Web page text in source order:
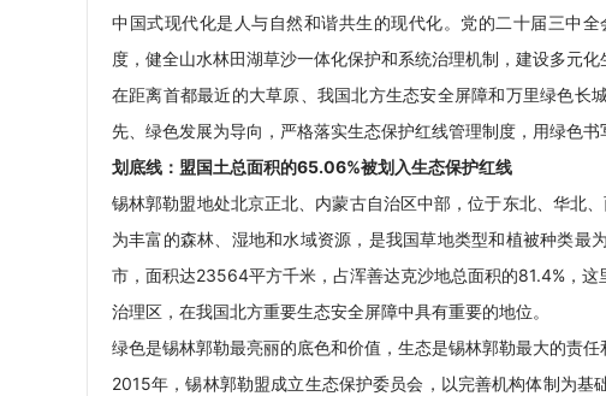
中国式现代化是人与自然和谐共生的现代化。党的二十届三中
度，健全山水林田湖草沙一体化保护和系统治理机制，建设多元化
在距离首都最近的大草原、我国北方生态安全屏障和万里绿色长
先、绿色发展为导向，严格落实生态保护红线管理制度，用绿色书
划底线：盟国土总面积的65.06%被划入生态保护红线
锡林郭勒盟地处北京正北、内蒙古自治区中部，位于东北、华北
为丰富的森林、湿地和水域资源，是我国草地类型和植被种类最
市，面积达23564平方千米，占浑善达克沙地总面积的81.4%，
治理区，在我国北方重要生态安全屏障中具有重要的地位。
绿色是锡林郭勒最亮丽的底色和价值，生态是锡林郭勒最大的责
2015年，锡林郭勒盟成立生态保护委员会，以完善机构体制为